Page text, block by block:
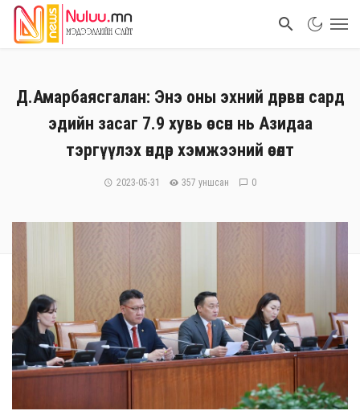
Д.Амарбаясгалан: Энэ оны эхний дөрвөн сард
эдийн засаг 7.9 хувь өссөн нь Азидаа
тэргүүлэх өндөр хэмжээний өсөлт
2023-05-31 357 уншсан 0